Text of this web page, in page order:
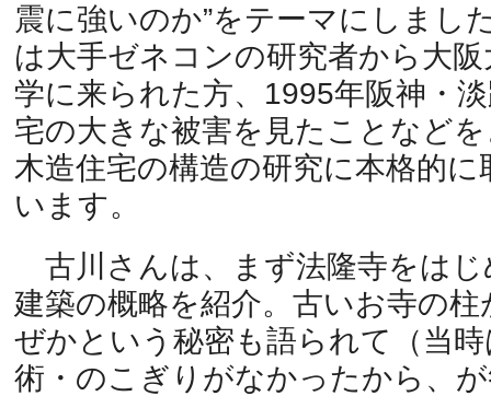
震に強いのか”をテーマにしまし
は大手ゼネコンの研究者から大
学に来られた方、1995年阪神・
宅の大きな被害を見たことなど
木造住宅の構造の研究に本格的
います。
古川さんは、まず法隆寺をはじ
建築の概略を紹介。古いお寺の
ぜかという秘密も語られて（当
術・のこぎりがなかったから、